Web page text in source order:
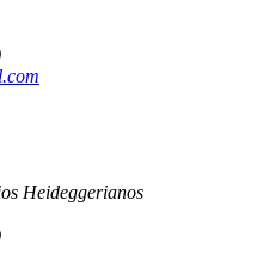
Heideggerianos